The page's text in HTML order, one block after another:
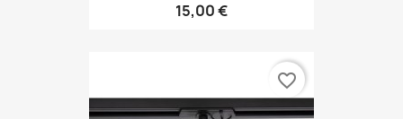
15,00 €
favorite_border